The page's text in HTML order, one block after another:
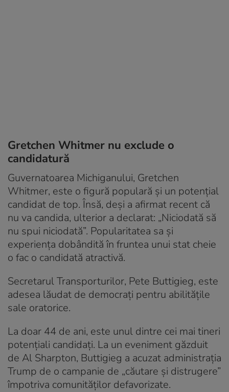
Gretchen Whitmer nu exclude o
candidatură
Guvernatoarea Michiganului, Gretchen
Whitmer, este o figură populară și un potențial
candidat de top. Însă, deși a afirmat recent că
nu va candida, ulterior a declarat: „Niciodată să
nu spui niciodată”. Popularitatea sa și
experiența dobândită în fruntea unui stat cheie
o fac o candidată atractivă.
Secretarul Transporturilor, Pete Buttigieg, este
adesea lăudat de democrați pentru abilitățile
sale oratorice.
La doar 44 de ani, este unul dintre cei mai tineri
potențiali candidați. La un eveniment găzduit
de Al Sharpton, Buttigieg a acuzat administrația
Trump de o campanie de „căutare și distrugere”
împotriva comunităților defavorizate.